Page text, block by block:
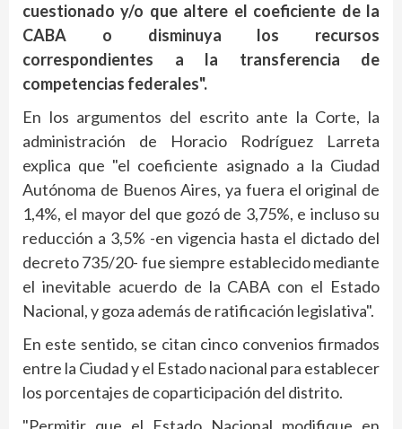
cuestionado y/o que altere el coeficiente de la
CABA o disminuya los recursos
correspondientes a la transferencia de
competencias federales".
En los argumentos del escrito ante la Corte, la
administración de Horacio Rodríguez Larreta
explica que "el coeficiente asignado a la Ciudad
Autónoma de Buenos Aires, ya fuera el original de
1,4%, el mayor del que gozó de 3,75%, e incluso su
reducción a 3,5% -en vigencia hasta el dictado del
decreto 735/20- fue siempre establecido mediante
el inevitable acuerdo de la CABA con el Estado
Nacional, y goza además de ratificación legislativa".
En este sentido, se citan cinco convenios firmados
entre la Ciudad y el Estado nacional para establecer
los porcentajes de coparticipación del distrito.